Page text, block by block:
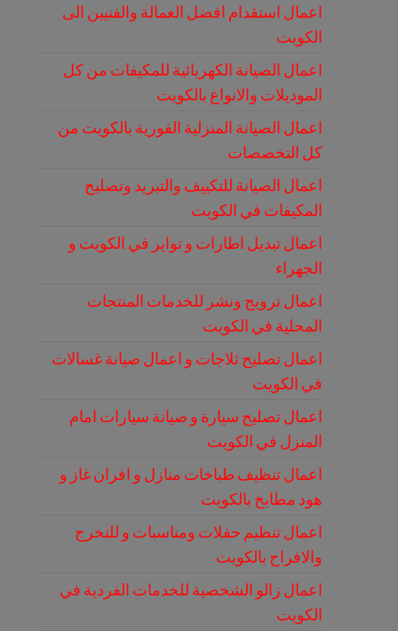
اعمال استقدام افضل العمالة والفنيين الى
الكويت
اعمال الصيانة الكهربائية للمكيفات من كل
الموديلات والانواع بالكويت
اعمال الصيانة المنزلية الفورية بالكويت من
كل التخصصات
اعمال الصيانة للتكييف والتبريد وتصليح
المكيفات في الكويت
اعمال تبديل اطارات و تواير في الكويت و
الجهراء
اعمال ترويج ونشر للخدمات المنتجات
المحلية في الكويت
اعمال تصليح ثلاجات و اعمال صيانة غسالات
في الكويت
اعمال تصليح سيارة و صيانة سيارات امام
المنزل في الكويت
اعمال تنظيف طباخات منازل و افران غاز و
هود مطابخ بالكويت
اعمال تنظيم حفلات ومناسبات و للتخرج
والافراح بالكويت
اعمال زالو الشخصية للخدمات الفردية في
الكويت